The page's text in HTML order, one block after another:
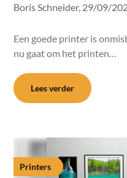
Boris Schneider, 29/09/
Een goede printer is
nu gaat om het printen…
Lees verder
Printers